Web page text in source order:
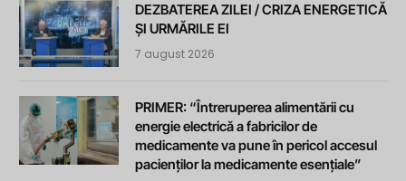
DEZBATEREA ZILEI / CRIZA ENERGETICĂ
ȘI URMĂRILE EI
7 august 2026
PRIMER: “Întreruperea alimentării cu
energie electrică a fabricilor de
medicamente va pune în pericol accesul
pacienților la medicamente esențiale”